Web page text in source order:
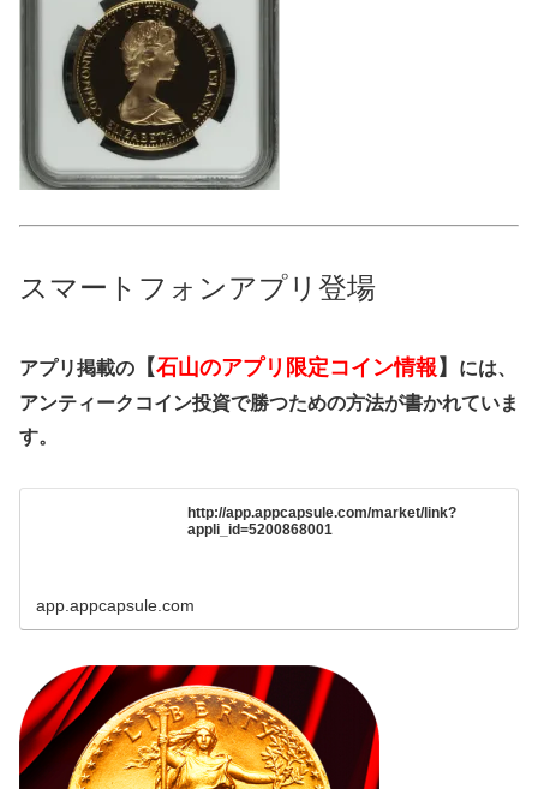
スマートフォンアプリ登場
アプリ掲載の 【石山のアプリ限定コイン情報 】
には、
アンティークコイン投資で勝つための方法が書かれていま
す。
http://app.appcapsule.com/market/link?
appli_id=5200868001
app.appcapsule.com